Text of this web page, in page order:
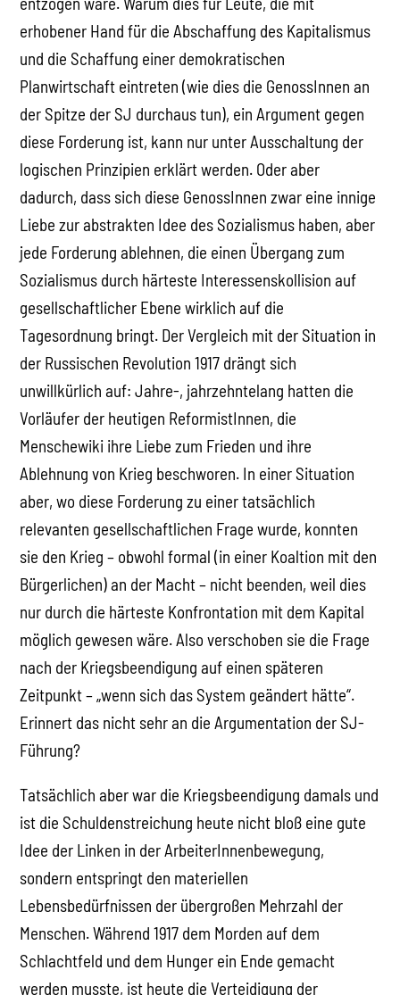
erhobener Hand für die Abschaffung des Kapitalismus
und die Schaffung einer demokratischen
Planwirtschaft eintreten (wie dies die GenossInnen an
der Spitze der SJ durchaus tun), ein Argument gegen
diese Forderung ist, kann nur unter Ausschaltung der
logischen Prinzipien erklärt werden. Oder aber
dadurch, dass sich diese GenossInnen zwar eine innige
Liebe zur abstrakten Idee des Sozialismus haben, aber
jede Forderung ablehnen, die einen Übergang zum
Sozialismus durch härteste Interessenskollision auf
gesellschaftlicher Ebene wirklich auf die
Tagesordnung bringt. Der Vergleich mit der Situation in
der Russischen Revolution 1917 drängt sich
unwillkürlich auf: Jahre-, jahrzehntelang hatten die
Vorläufer der heutigen ReformistInnen, die
Menschewiki ihre Liebe zum Frieden und ihre
Ablehnung von Krieg beschworen. In einer Situation
aber, wo diese Forderung zu einer tatsächlich
relevanten gesellschaftlichen Frage wurde, konnten
sie den Krieg – obwohl formal (in einer Koaltion mit den
Bürgerlichen) an der Macht – nicht beenden, weil dies
nur durch die härteste Konfrontation mit dem Kapital
möglich gewesen wäre. Also verschoben sie die Frage
nach der Kriegsbeendigung auf einen späteren
Zeitpunkt – „wenn sich das System geändert hätte“.
Erinnert das nicht sehr an die Argumentation der SJ-
Führung?
Tatsächlich aber war die Kriegsbeendigung damals und
ist die Schuldenstreichung heute nicht bloß eine gute
Idee der Linken in der ArbeiterInnenbewegung,
sondern entspringt den materiellen
Lebensbedürfnissen der übergroßen Mehrzahl der
Menschen. Während 1917 dem Morden auf dem
Schlachtfeld und dem Hunger ein Ende gemacht
werden musste, ist heute die Verteidigung der